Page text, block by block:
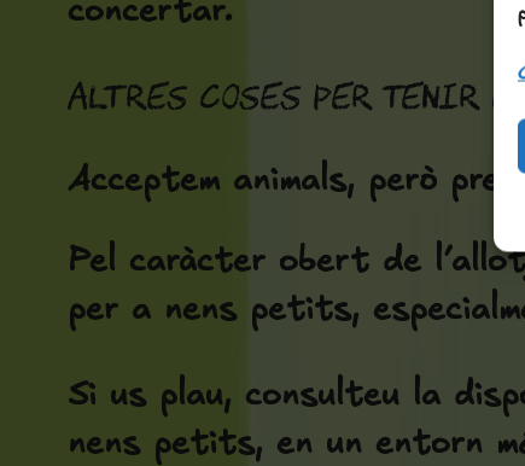
concertar.
Altres coses per tenir
Acceptem animals, però
Pel caràcter obert de
per a nens petits,
Si us plau, consulteu la
nens petits, en un entorn